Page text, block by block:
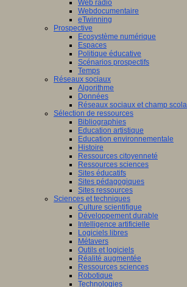
Web radio
Webdocumentaire
eTwinning
Prospective
Ecosystème numérique
Espaces
Politique éducative
Scénarios prospectifs
Temps
Réseaux sociaux
Algorithme
Données
Réseaux sociaux et champ
Sélection de ressources
Bibliographies
Education artistique
Education environnementale
Histoire
Ressources citoyenneté
Ressources sciences
Sites éducatifs
Sites pédagogiques
Sites ressources
Sciences et techniques
Culture scientifique
Développement durable
Intelligence artificielle
Logiciels libres
Métavers
Outils et logiciels
Réalité augmentée
Ressources sciences
Robotique
Technologies